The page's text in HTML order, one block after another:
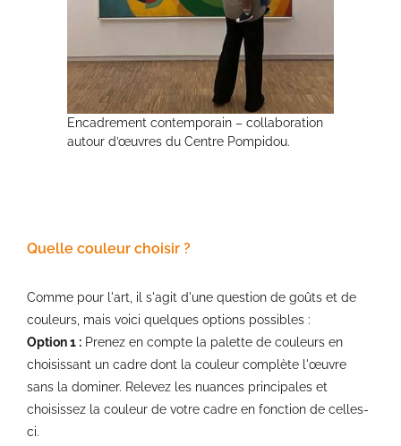
Encadrement contemporain – collaboration
autour d’œuvres du Centre Pompidou.
Quelle couleur choisir ?
Comme pour l'art, il s'agit d'une question de goûts et de
couleurs, mais voici quelques options possibles :
Option 1 : Prenez en compte la palette de couleurs en
choisissant un cadre dont la couleur complète l'œuvre
sans la dominer. Relevez les nuances principales et
choisissez la couleur de votre cadre en fonction de celles-
ci.